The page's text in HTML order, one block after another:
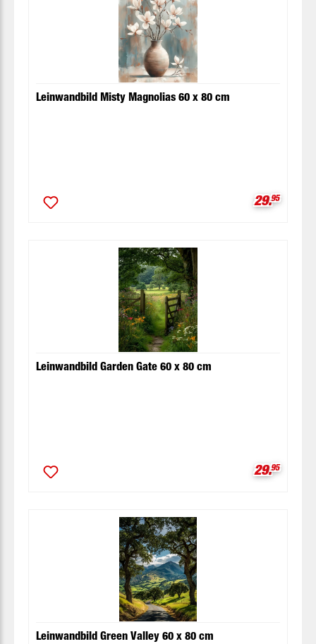
Leinwandbild Misty Magnolias 60 x 80 cm
29.95
Leinwandbild Garden Gate 60 x 80 cm
29.95
Leinwandbild Green Valley 60 x 80 cm